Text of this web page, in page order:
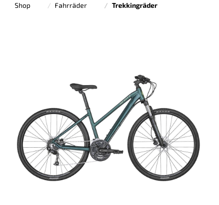
Shop Fahrräder Trekkingräder